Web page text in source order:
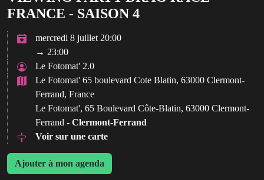
FRANCE - SAISON 4
mercredi 8 juillet 20:00
→ 23:00
Le Fotomat' 2.0
Le Fotomat' 65 boulevard Cote Blatin, 63000 Clermont-
Ferrand, France
Le Fotomat', 65 Boulevard Côte-Blatin, 63000 Clermont-
Ferrand - Clermont-Ferrand
Voir sur une carte
Ajouter à mon agenda